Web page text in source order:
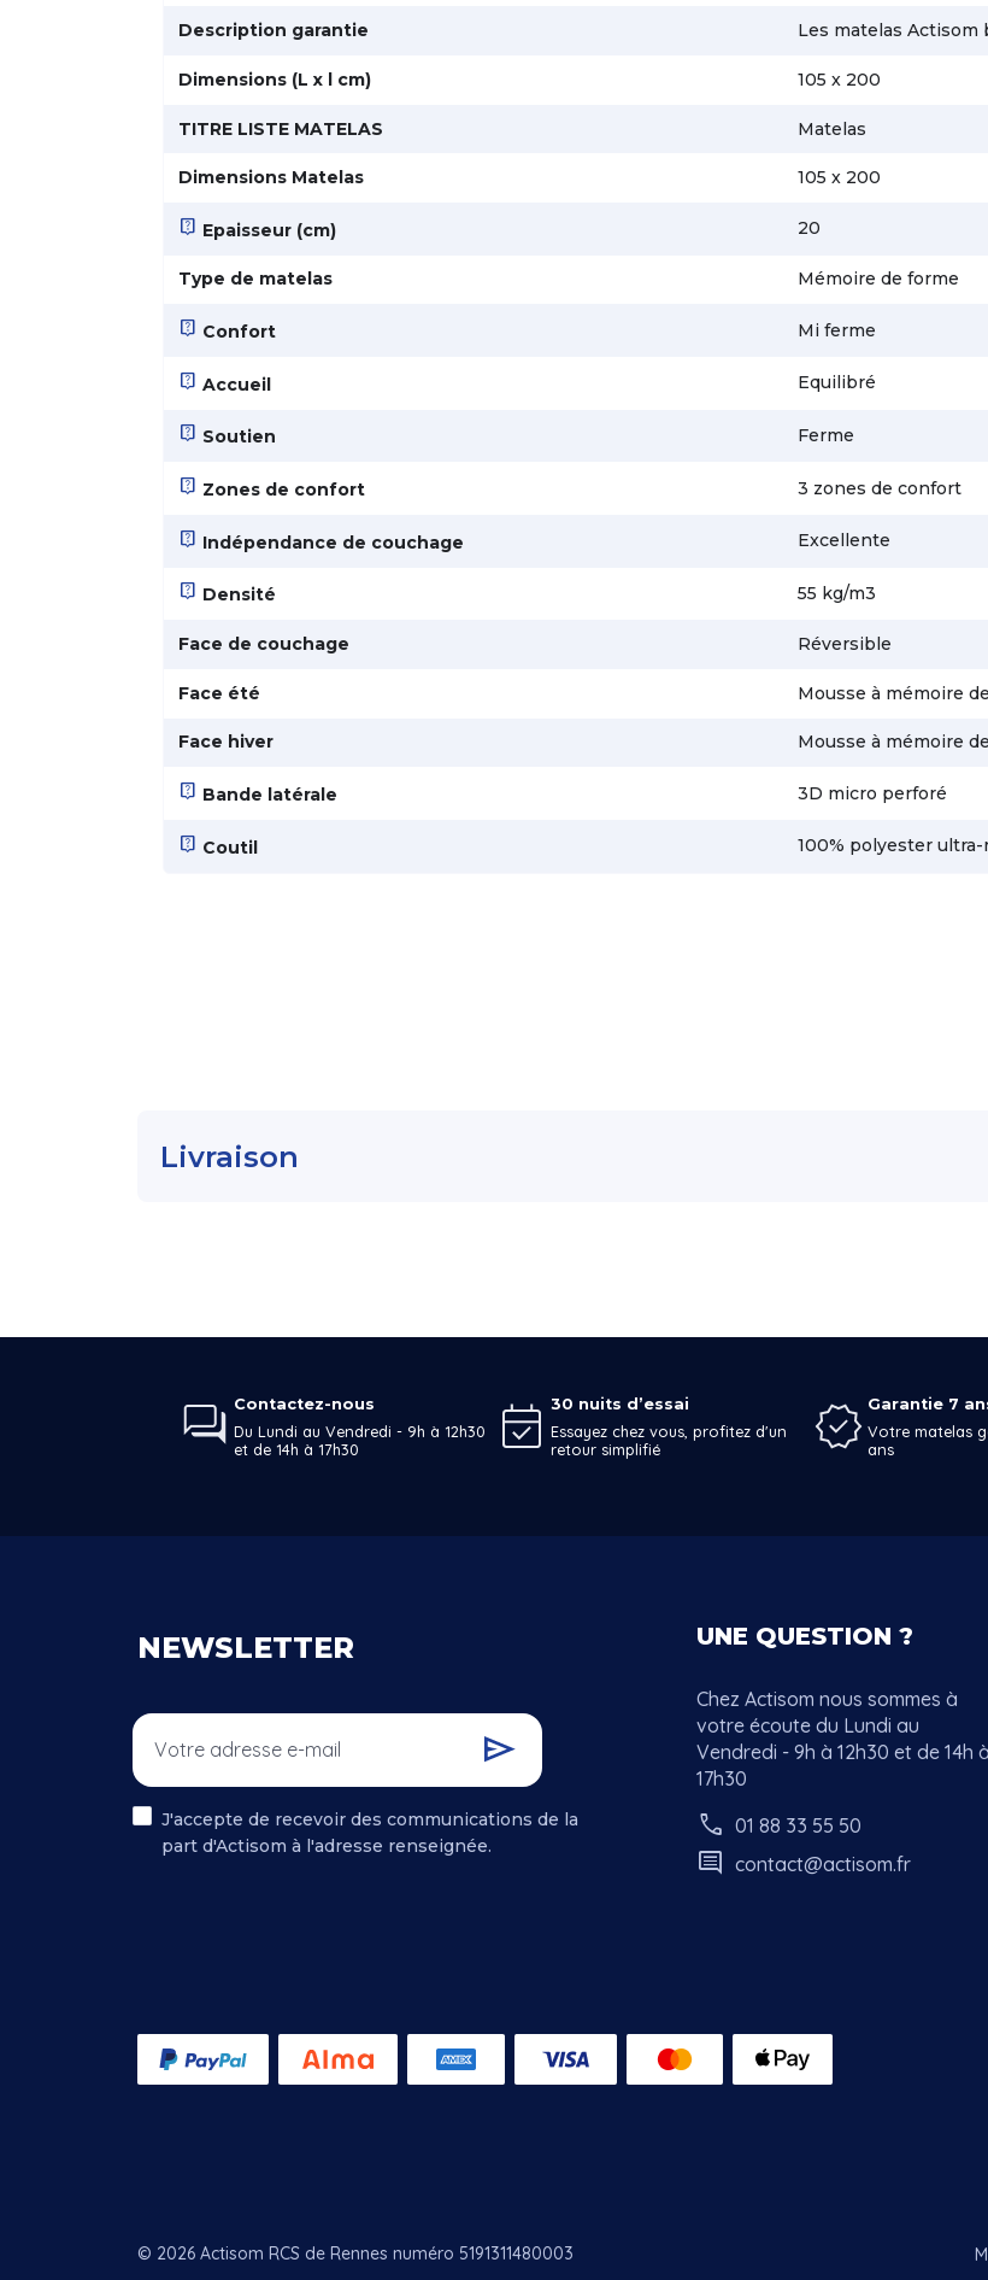
Description garantie Les matelas Actisom
Dimensions (L x l cm) 105 x 200
TITRE LISTE MATELAS Matelas
Dimensions Matelas 105 x 200
live_help Epaisseur (cm) 20
Type de matelas Mémoire de forme
live_help Confort Mi ferme
live_help Accueil Equilibré
live_help Soutien Ferme
live_help Zones de confort 3 zones de confort
live_help Indépendance de couchage Excellente
live_help Densité 55 kg/m3
Face de couchage Réversible
Face été Mousse à mémoire
Face hiver Mousse à mémoire
live_help Bande latérale 3D micro perforé
live_help Coutil 100% polyester
Livraison
Contactez-nous
Du Lundi au Vendredi - 9h à 12h30
et de 14h à 17h30
30 nuits d’essai
Essayez chez vous, profitez d'un
retour simplifié
Garantie 7
Votre matelas
ans
NEWSLETTER
J'accepte de recevoir des communications de la
part d'Actisom à l'adresse renseignée.
UNE QUESTION ?
Chez Actisom nous sommes à
votre écoute du Lundi au
Vendredi - 9h à 12h30 et de 14h à
17h30
call 01 88 33 55 50
comment contact@actisom.fr
© 2026 Actisom RCS de Rennes numéro 5191311480003